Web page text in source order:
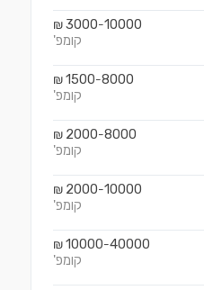
3000-10000
₪
קומפ'
1500-8000
₪
קומפ'
2000-8000
₪
קומפ'
2000-10000
₪
קומפ'
10000-40000
₪
קומפ'